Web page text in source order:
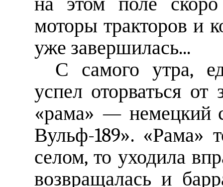
моторы тракторов и
уже завершилась...
С самого утра,
успел оторваться
«рама» — немецкий
Вульф-189». «Рама»
селом, то уходила
возвращалась и